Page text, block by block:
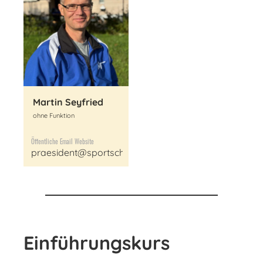
Martin Seyfried
ohne Funktion
Öffentliche Email Website
praesident@sportschuetzen-feld-meilen.ch
Einführungskurs